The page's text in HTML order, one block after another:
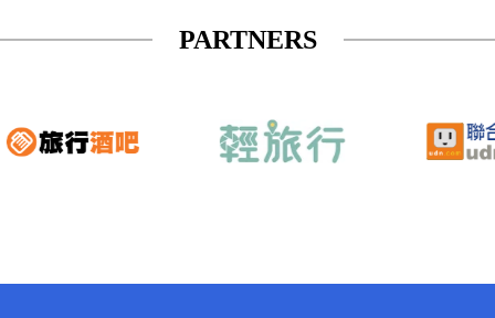
PARTNERS